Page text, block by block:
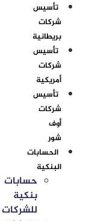
تأسيس
شركات
بريطانية
تأسيس
شركات
أمريكية
تأسيس
شركات
أوف
شور
الحسابات
البنكية
حسابات
بنكية
للشركات